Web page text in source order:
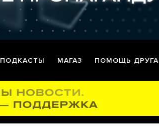
ПОДКАСТЫ МАГАЗ ПОМОЩЬ ДРУГА